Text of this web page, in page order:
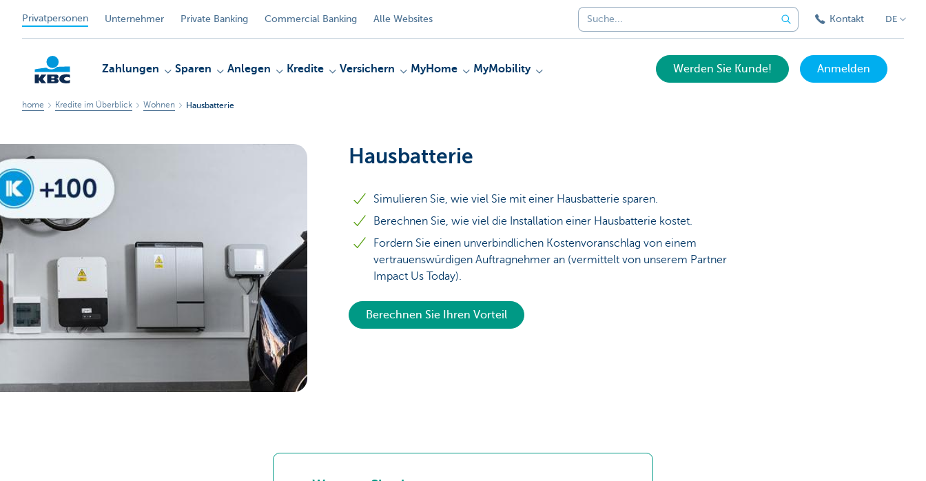
Privatpersonen Unternehmer Private Banking Commercial Banking Alle Websites Kontakt DE
KBC
Particulieren
Zahlungen Sparen Anlegen Kredite Versichern MyHome MyMobility Werden Sie Kunde! Anmelden
home Kredite im Überblick Wohnen Hausbatterie
Hausbatterie
Simulieren Sie, wie viel Sie mit einer Hausbatterie sparen.
Berechnen Sie, wie viel die Installation einer Hausbatterie kostet.
Fordern Sie einen unverbindlichen Kostenvoranschlag von einem
vertrauenswürdigen Auftragnehmer an (vermittelt von unserem Partner
Impact Us Today).
Berechnen Sie Ihren Vorteil